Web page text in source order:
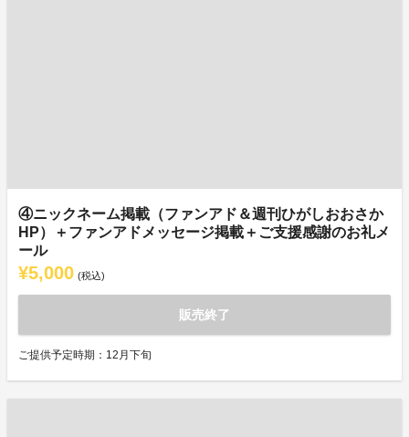
④ニックネーム掲載（ファンアド＆週刊ひがしおおさか
HP）＋ファンアドメッセージ掲載＋ご支援感謝のお礼メ
ール
¥5,000 (税込)
販売終了
ご提供予定時期：12月下旬